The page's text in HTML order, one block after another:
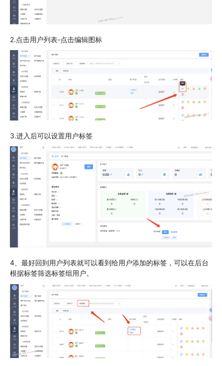
2.点击用户列表-点击编辑图标
3.进入后可以设置用户标签
4、最好回到用户列表就可以看到给用户添加的标签，可以在后台
根据标签筛选标签组用户。